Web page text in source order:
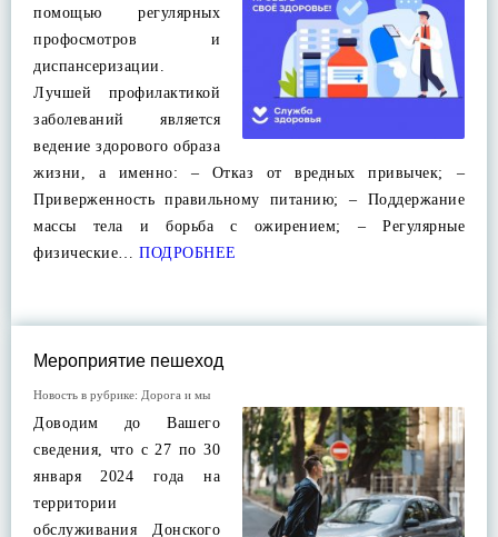
помощью регулярных
профосмотров и
диспансеризации.
Лучшей профилактикой
заболеваний является
ведение здорового образа
жизни, а именно: – Отказ от вредных привычек; –
Приверженность правильному питанию; – Поддержание
массы тела и борьба с ожирением; – Регулярные
физические… ПОДРОБНЕЕ
Мероприятие пешеход
Новость в рубрике: Дорога и мы
Доводим до Вашего
сведения, что с 27 по 30
января 2024 года на
территории
обслуживания Донского